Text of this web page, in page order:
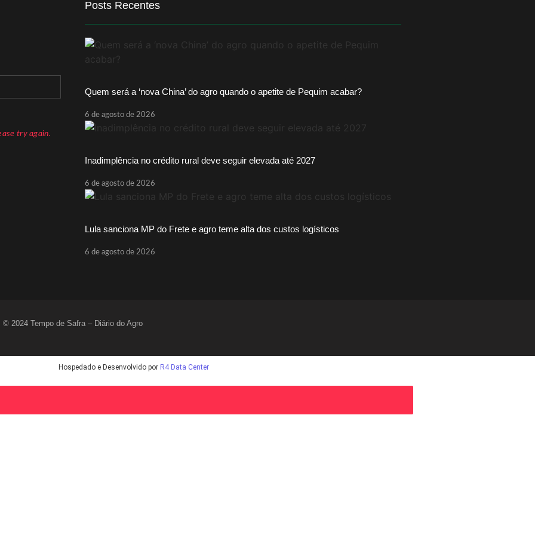
try again.
Posts Recentes
Quem será a ‘nova China’ do agro quando o apetite de Pequim acabar?
6 de agosto de 2026
Inadimplência no crédito rural deve seguir elevada até 2027
6 de agosto de 2026
Lula sanciona MP do Frete e agro teme alta dos custos logísticos
6 de agosto de 2026
© 2024 Tempo de Safra – Diário do Agro
Hospedado e Desenvolvido por R4 Data Center